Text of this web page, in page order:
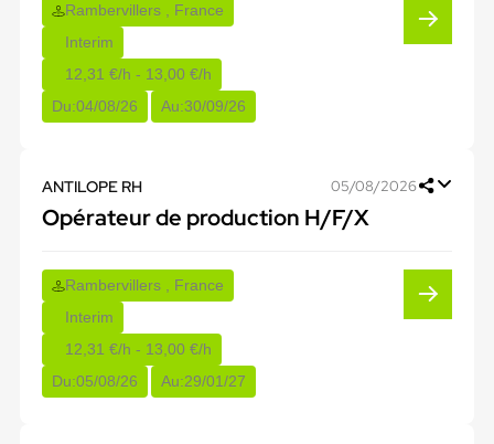
Rambervillers , France
Interim
12,31 €/h - 13,00 €/h
Du:04/08/26 Au:30/09/26
ANTILOPE RH 05/08/2026
Opérateur de production H/F/X
Rambervillers , France
Interim
12,31 €/h - 13,00 €/h
Du:05/08/26 Au:29/01/27